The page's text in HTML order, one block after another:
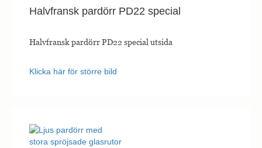
Halvfransk pardörr PD22 special
Halvfransk pardörr PD22 special utsida
Klicka här för större bild